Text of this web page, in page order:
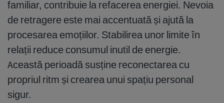
familiar, contribuie la refacerea energiei. Nevoia
de retragere este mai accentuată și ajută la
procesarea emoțiilor. Stabilirea unor limite în
relații reduce consumul inutil de energie.
Această perioadă susține reconectarea cu
propriul ritm și crearea unui spațiu personal
sigur.